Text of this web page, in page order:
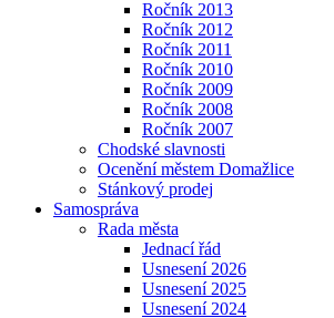
Ročník 2013
Ročník 2012
Ročník 2011
Ročník 2010
Ročník 2009
Ročník 2008
Ročník 2007
Chodské slavnosti
Ocenění městem Domažlice
Stánkový prodej
Samospráva
Rada města
Jednací řád
Usnesení 2026
Usnesení 2025
Usnesení 2024